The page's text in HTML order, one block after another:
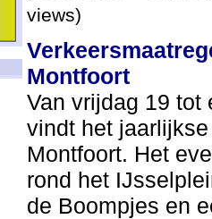
views)
Montfoort
Van vrijdag 19 tot
vindt het
Montfoort. Het
rond het
de Boompjes en